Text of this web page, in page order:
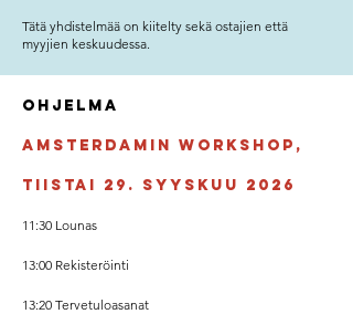
Tätä yhdistelmää on kiitelty sekä ostajien että
myyjien keskuudessa.
Ohjelma
AMSTERDAMIN WORKSHOP,
Tiistai 29. Syyskuu 2026
11:30 Lounas
13:00 Rekisteröinti
13:20 Tervetuloasanat